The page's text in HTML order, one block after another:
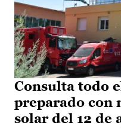
Consulta todo
preparado con
solar del 12 de